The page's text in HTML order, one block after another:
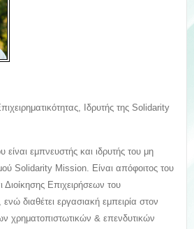
Ιδρυτής της Solidarity
εμπνευστής και ιδρυτής του μη
Solidarity Mission. Είναι απόφοιτος του
Επιχειρήσεων του
διαθέτει εργασιακή εμπειρία στον
χρηματοπιστωτικών & επενδυτικών